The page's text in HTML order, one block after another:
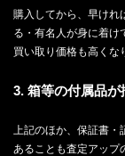
購入してから、早けれ
る・有名人が身に着け
買い取り価格も高くな
3. 箱等の付属品が
上記のほか、保証書
あることも査定アップ